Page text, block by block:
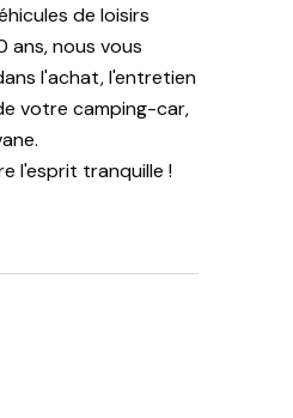
de loisirs
ans, nous vous
l'achat, l'entretien
votre camping-car,
l'esprit tranquille !